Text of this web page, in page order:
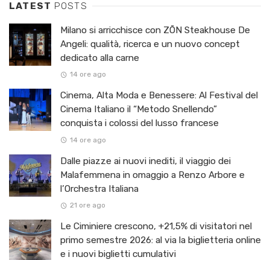
LATEST POSTS
Milano si arricchisce con ZŌN Steakhouse De
Angeli: qualità, ricerca e un nuovo concept
dedicato alla carne
14 ore ago
Cinema, Alta Moda e Benessere: Al Festival del
Cinema Italiano il “Metodo Snellendo”
conquista i colossi del lusso francese
14 ore ago
Dalle piazze ai nuovi inediti, il viaggio dei
Malafemmena in omaggio a Renzo Arbore e
l’Orchestra Italiana ​
21 ore ago
Le Ciminiere crescono, +21,5% di visitatori nel
primo semestre 2026: al via la biglietteria online
e i nuovi biglietti cumulativi